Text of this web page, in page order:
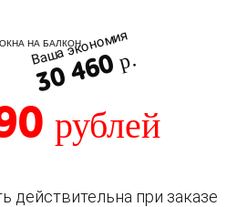
Ваша экономия
30 460р.
рублей
действительна при заказе